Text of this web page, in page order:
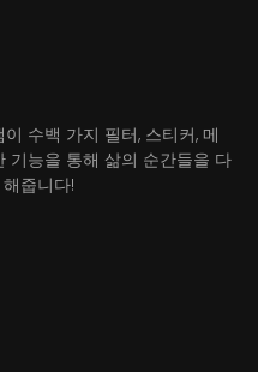
수백 가지 필터, 스티커, 메
기능을 통해 삶의 순간들을 다
줍니다!